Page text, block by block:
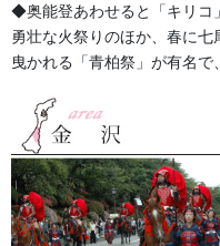
2017/06/27
手拭生地 １反物です。ご
ます。80ｃｍ物が１０枚分
Ｋです。 長尺の90ｃｍとり
お客様でカットしていただ
◆奥能登あわせると「キリコ
勇壮な火祭りのほか、春に
曳かれる「青柏祭」が有名で